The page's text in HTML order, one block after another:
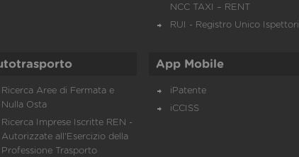
NCC TAXI – RENT
RUI - Registro Unico Ispettori
Ricerca Aree di Fermata e
Nulla Osta
Ricerca Imprese Iscritte REN -
Autorizzate all'Esercizio della
Professione Trasporto
App Mobile
iPatente
iCCISS